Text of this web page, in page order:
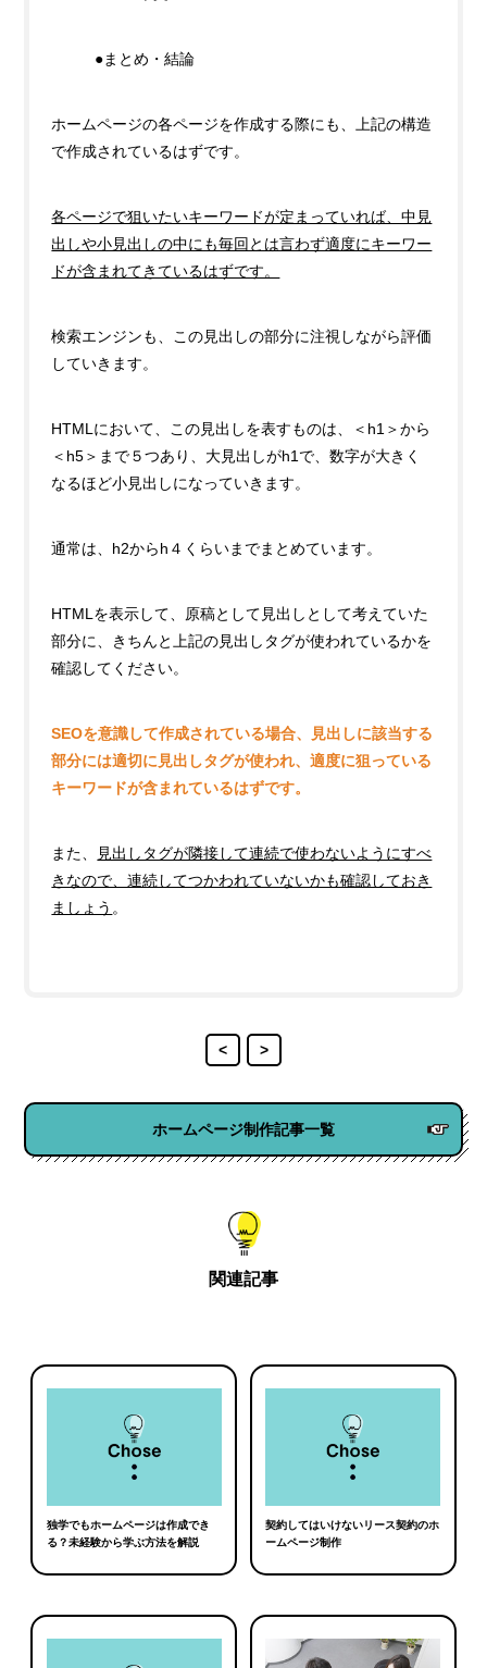
●まとめ・結論
ホームページの各ページを作成する際にも、上記の構造
で作成されているはずです。
各ページで狙いたいキーワードが定まっていれば、中見
出しや小見出しの中にも毎回とは言わず適度にキーワー
ドが含まれてきているはずです。
検索エンジンも、この見出しの部分に注視しながら評価
していきます。
HTMLにおいて、この見出しを表すものは、＜h1＞から
＜h5＞まで５つあり、大見出しがh1で、数字が大きく
なるほど小見出しになっていきます。
通常は、h2からh４くらいまでまとめています。
HTMLを表示して、原稿として見出しとして考えていた
部分に、きちんと上記の見出しタグが使われているかを
確認してください。
SEOを意識して作成されている場合、見出しに該当する
部分には適切に見出しタグが使われ、適度に狙っている
キーワードが含まれているはずです。
また、
見出しタグが隣接して連続で使わないようにすべ
きなので、連続してつかわれていないかも確認しておき
ましょう 。
< >
ホームページ制作記事一覧
関連記事
独学でもホームページは作成でき
る？未経験から学ぶ方法を解説
契約してはいけないリース契約のホ
ームページ制作